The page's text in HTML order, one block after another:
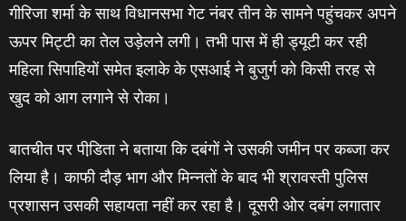
गीरिजा शर्मा के साथ विधानसभा गेट नंबर तीन के सामने पहुंचकर अपने
ऊपर मिट्टी का तेल उड़ेलने लगी। तभी पास में ही ड्यूटी कर रही
महिला सिपाहियों समेत इलाके के एसआई ने बुजुर्ग को किसी तरह से
खुद को आग लगाने से रोका।
बातचीत पर पीडि़ता ने बताया कि दबंगों ने उसकी जमीन पर कब्‍जा कर
लिया है। काफी दौड़ भाग और मिन्‍नतों के बाद भी श्रावस्‍ती पुलिस
प्रशासन उसकी सहायता नहीं कर रहा है। दूसरी ओर दबंग लगातार